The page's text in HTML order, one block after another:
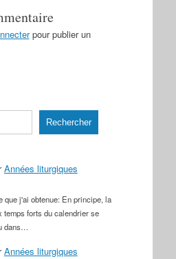
pour publier un
Rechercher
Années liturgiques
que j'ai obtenue: En principe, la
temps forts du calendrier se
dans…
Années liturgiques